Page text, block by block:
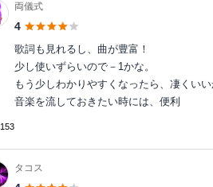
両儀式
4
歌詞も見れるし、曲が豊富！
少し使いずらいので－1かな。
もう少しわかりやすくなったら、凄くいい
音楽を流しておきたい時には、便利
153
タコス